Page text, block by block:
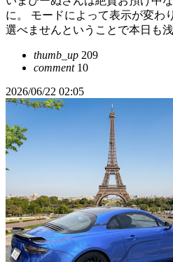
に。 モードによって表示が変わ
選べませんということで本日も
thumb_up 209
comment10
2026/06/22 02:05